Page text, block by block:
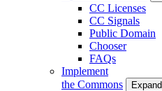
CC Licenses
CC Signals
Public Domain
Chooser
FAQs
Implement
the Commons
Expand